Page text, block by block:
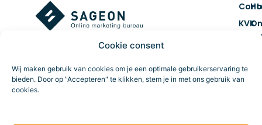
Cookie consent
Wij maken gebruik van cookies om je een optimale gebruikerservaring te
bieden. Door op "Accepteren" te klikken, stem je in met ons gebruik van
cookies.
KVK
BTW